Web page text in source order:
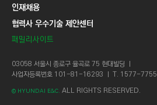
인재채용
협력사 우수기술 제안센터
패밀리사이트
03058 서울시 종로구 율곡로 75 현대빌딩 ㅣ
사업자등록번호 101-81-16293 ㅣ T. 1577-7755
© HYUNDAI E&C. ALL RIGHTS RESERVED.